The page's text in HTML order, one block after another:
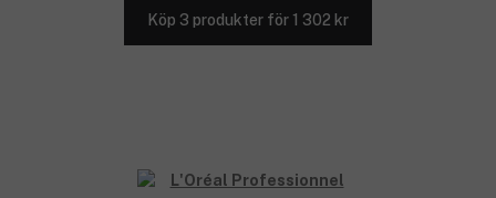
Köp 3 produkter för 1 302 kr